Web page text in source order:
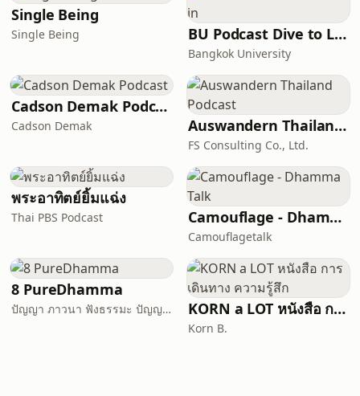
Single Being
Single Being BU Podcast Dive to Lock in
Bangkok University
Cadson Demak Podcast
Cadson Demak Auswandern Thailand Podcast
FS Consulting Co., Ltd.
พระอาทิตย์ยิ้มแฉ่ง
Thai PBS Podcast Camouflage - Dhamma Talk
Camouflagetalk
8 PureDhamma
ปัญญา ภาวนา ฟังธรรมะ ปัญญาภาวนา Panya Bhavana KORN a LOT หนังสือ การเดินทาง ความรู้สึก
Korn B.